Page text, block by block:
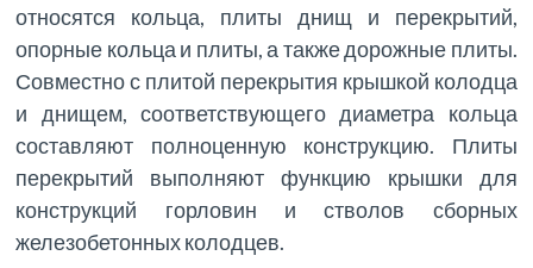
относятся кольца, плиты днищ и перекрытий,
опорные кольца и плиты, а также дорожные плиты.
Совместно с плитой перекрытия крышкой колодца
и днищем, соответствующего диаметра кольца
составляют полноценную конструкцию. Плиты
перекрытий выполняют функцию крышки для
конструкций горловин и стволов сборных
железобетонных колодцев.